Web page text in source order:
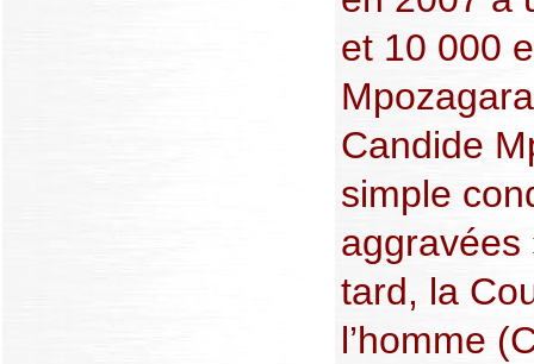
et 10 000
Candide
simple
aggravées
tard, la
l’homme